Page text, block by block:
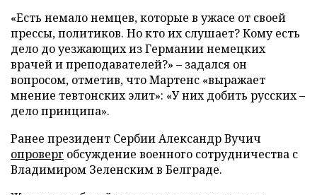
«Есть немало немцев, которые в ужасе от своей
прессы, политиков. Но кто их слушает? Кому есть
дело до уезжающих из Германии немецких
врачей и преподавателей?» – задался он
вопросом, отметив, что Мартенс «выражает
мнение тевтонских элит»: «У них добить русских –
дело принципа».
Ранее президент Сербии Александр Вучич
опроверг обсуждение военного сотрудничества с
Владимиром Зеленским в Белграде.